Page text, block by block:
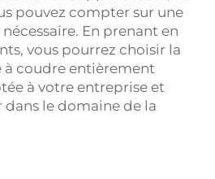
pouvez compter sur une
En prenant en
vous pourrez choisir la
coudre entièrement
à votre entreprise et
dans le domaine de la